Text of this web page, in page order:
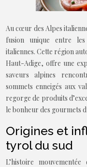
Au cœur des Alpes
fusion unique entre
italiennes. Cette région
Haut-Adige, offre une
saveurs alpines
sommets enneigés aux
regorge de produits
le bonheur des gourmets
Origines et
tyrol du sud
L’histoire